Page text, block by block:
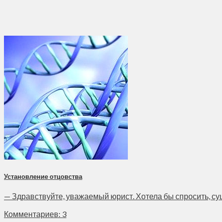
Установление отцовства
— Здравствуйте, уважаемый юрист. Хотела бы спросить,
Комментариев: 3